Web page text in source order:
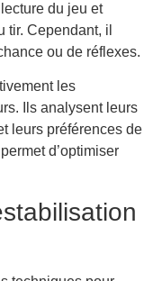
du jeu et
tir. Cependant, il
ou de réflexes.
les
Ils analysent leurs
leurs préférences de
d’optimiser